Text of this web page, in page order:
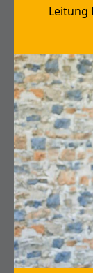
Leitung